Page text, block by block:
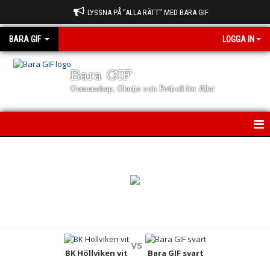
LYSSNA PÅ "ALLA RÄTT" MED BARA GIF
BARA GIF LOGGA IN
Bara GIF
Gemenskap, Glädje och Fotboll för Alla!
BK Höllviken vit
vs
Bara GIF svart